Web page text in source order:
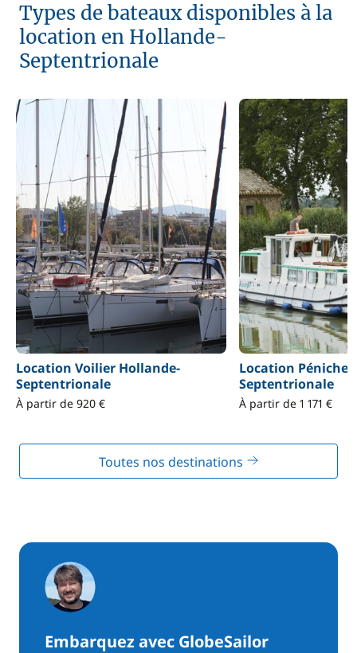
Types de bateaux disponibles à la
location en Hollande-
Septentrionale
Location Voilier Hollande-
Septentrionale
À partir de 920 €
Location Péniche
Septentrionale
À partir de 1 171 €
Toutes nos destinations
Embarquez avec GlobeSailor